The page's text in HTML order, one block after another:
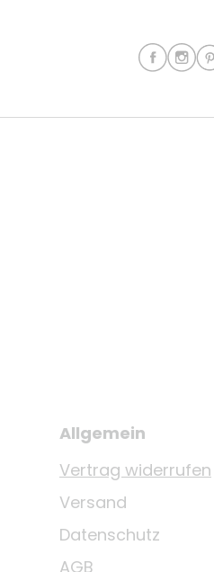
Allgemein
Vertrag widerrufen
Versand
Datenschutz
AGB